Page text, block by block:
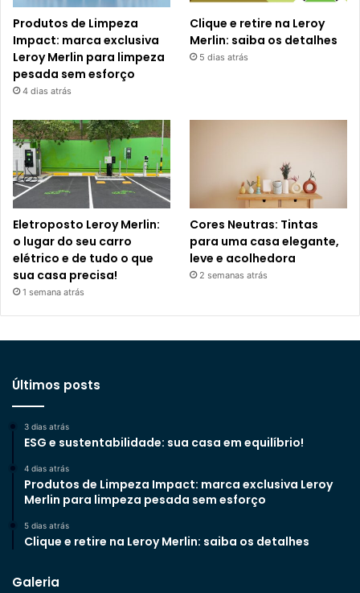
Produtos de Limpeza
Impact: marca exclusiva
Leroy Merlin para limpeza
pesada sem esforço
4 dias atrás
Clique e retire na Leroy
Merlin: saiba os detalhes
5 dias atrás
Eletroposto Leroy Merlin:
o lugar do seu carro
elétrico e de tudo o que
sua casa precisa!
1 semana atrás
Cores Neutras: Tintas
para uma casa elegante,
leve e acolhedora
2 semanas atrás
Últimos posts
3 dias atrás
ESG e sustentabilidade: sua casa em equilíbrio!
4 dias atrás
Produtos de Limpeza Impact: marca exclusiva Leroy
Merlin para limpeza pesada sem esforço
5 dias atrás
Clique e retire na Leroy Merlin: saiba os detalhes
Galeria